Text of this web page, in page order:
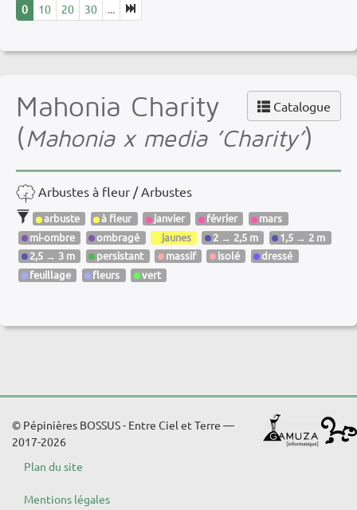
0 10 20 30 ...
Catalogue
Mahonia Charity
(Mahonia x media ’Charity’)
Arbustes à fleur / Arbustes
arbuste à fleur janvier février
mars
mi-ombre
ombragé jaunes 2 → 2,5 m
1,5 → 2 m
2,5 → 3 m
persistant massif isolé
dressé
feuillage
fleurs vert
© Pépinières BOSSUS - Entre Ciel et Terre —
2017-2026
Plan du site
Mentions légales